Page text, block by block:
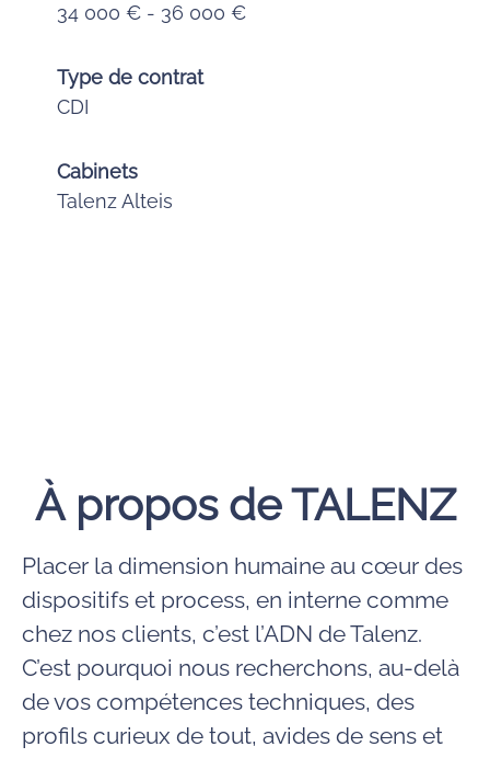
34 000 € - 36 000 €
Type de contrat
CDI
Cabinets
Talenz Alteis
À propos de TALENZ
Placer la dimension humaine au cœur des
dispositifs et process, en interne comme
chez nos clients, c’est l’ADN de Talenz.
C’est pourquoi nous recherchons, au-delà
de vos compétences techniques, des
profils curieux de tout, avides de sens et